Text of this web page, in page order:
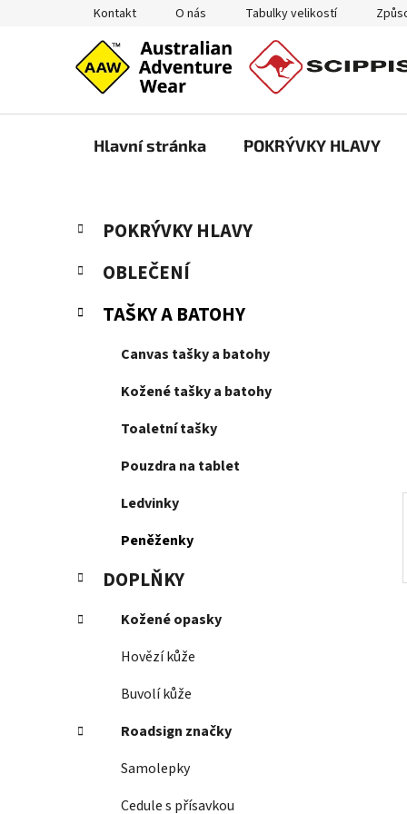
Kontakt O nás Tabulky velikostí
Hlavní stránka POKRÝVKY HLAVY
P
s
r
Přeskočit
kategorie
K
a
e
o
POKRÝVKY HLAVY
OBLEČENÍ
TAŠKY A BATOHY
Canvas tašky a batohy
Kožené tašky a batohy
Toaletní tašky
Pouzdra na tablet
Ledvinky
Peněženky
DOPLŇKY
Kožené opasky
Hovězí kůže
Buvolí kůže
Roadsign značky
Samolepky
Cedule s přísavkou